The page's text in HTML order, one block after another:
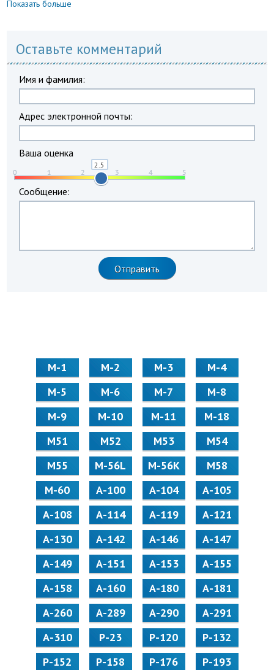
Показать больше
Оставьте комментарий
Имя и фамилия:
Адрес электронной почты:
Ваша оценка
Сообщение:
М-1 М-2 М-3
М-4
М-5
М-6 М-7
М-8
М-9
М-10 М-11
М-18
М51
М52 М53
М54
М55
M-56L M-56K
М58
M-60
А-100 А-104
А-105
А-108
А-114 А-119
А-121
А-130
А-142 А-146
А-147
А-149
А-151 А-153
А-155
А-158
А-160 А-180
А-181
А-260
А-289 А-290
А-291
А-310
Р-23 Р-120
Р-132
Р-152
Р-158 Р-176
Р-193